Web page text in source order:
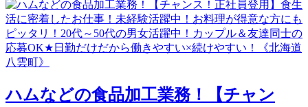
ハムなどの食品加工業務！【チャン